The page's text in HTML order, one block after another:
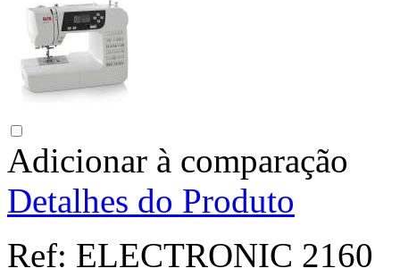
Adicionar à comparação
Detalhes do Produto
Ref: ELECTRONIC 2160